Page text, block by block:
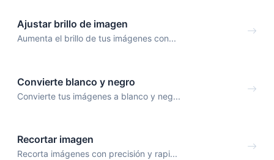
Ajustar brillo de imagen
Aumenta el brillo de tus imágenes con...
Convierte blanco y negro
Convierte tus imágenes a blanco y neg...
Recortar imagen
Recorta imágenes con precisión y rapi...